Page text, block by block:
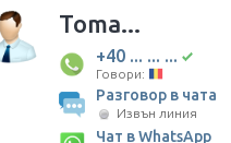
Toma...
+40 ... ... ...
Говори:
Разговор в чата
Извън линия
Чат в WhatsApp